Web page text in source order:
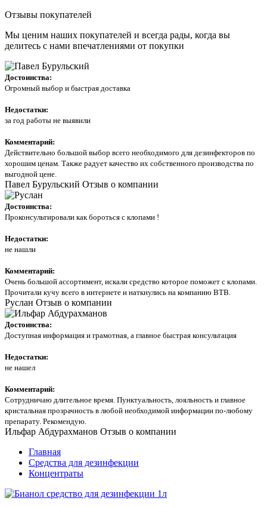
Отзывы покупателей
Мы ценим наших покупателей и всегда рады, когда вы
делитесь с нами впечатлениями от покупки
Достоинства:
Огромный выбор и быстрая доставка
Недостатки:
за год работы не выявили
Комментарий:
Действительно большой выбор всего необходимого для дезинфекторов по
хорошим ценам. Также радует качество их собственного производства по
выгодной цене.
Павел Бурульский Отзыв о компании
Достоинства:
Проконсультировали как бороться с клопами !
Недостатки:
не нашли
Комментарий:
Очень большой ассортимент, искали средство которое поможет с клопами.
Прочитали кучу всего в интернете и наткнулись на компанию ВТВ.
Руслан Отзыв о компании
Достоинства:
Доступная информация и грамотная, а главное быстрая консультация
Недостатки:
не нашел
Комментарий:
Сотрудничаю длительное время. Пунктуальность, лояльность и главное
кристальная прозрачность в любой необходимой информации по-любому
препарату. Рекомендую.
Ильфар Абдурахманов Отзыв о компании
Главная
Средства для дезинфекции
Концентраты